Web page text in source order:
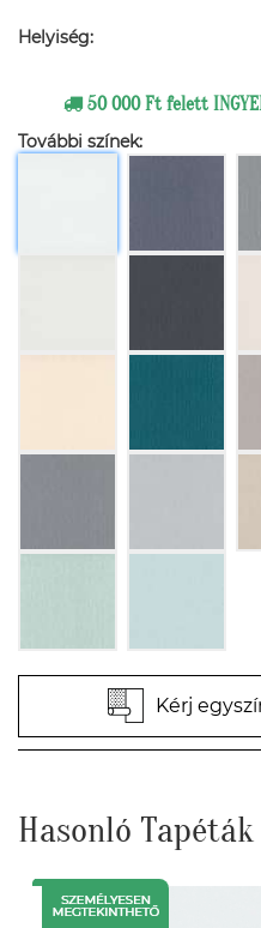
Helyiség:
50 000 Ft felett
További színek:
Kérj
Hasonló Tapéták